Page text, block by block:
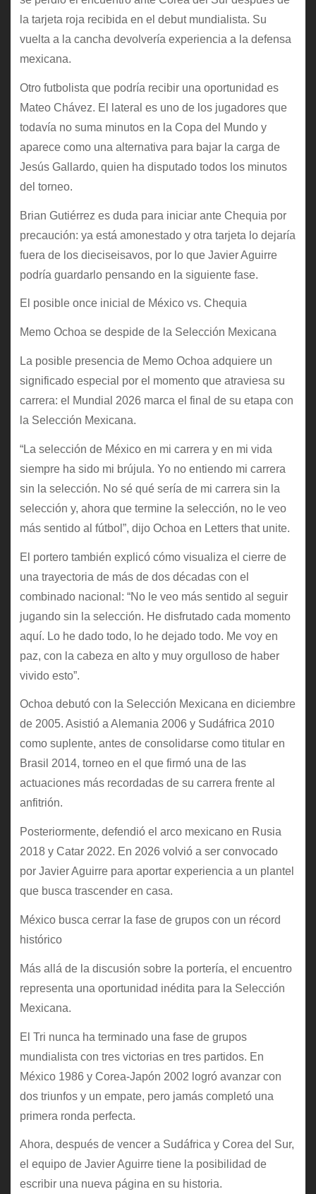
la tarjeta roja recibida en el debut mundialista. Su
vuelta a la cancha devolvería experiencia a la defensa
mexicana.
Otro futbolista que podría recibir una oportunidad es
Mateo Chávez. El lateral es uno de los jugadores que
todavía no suma minutos en la Copa del Mundo y
aparece como una alternativa para bajar la carga de
Jesús Gallardo, quien ha disputado todos los minutos
del torneo.
Brian Gutiérrez es duda para iniciar ante Chequia por
precaución: ya está amonestado y otra tarjeta lo dejaría
fuera de los dieciseisavos, por lo que Javier Aguirre
podría guardarlo pensando en la siguiente fase.
El posible once inicial de México vs. Chequia
Memo Ochoa se despide de la Selección Mexicana
La posible presencia de Memo Ochoa adquiere un
significado especial por el momento que atraviesa su
carrera: el Mundial 2026 marca el final de su etapa con
la Selección Mexicana.
“La selección de México en mi carrera y en mi vida
siempre ha sido mi brújula. Yo no entiendo mi carrera
sin la selección. No sé qué sería de mi carrera sin la
selección y, ahora que termine la selección, no le veo
más sentido al fútbol”, dijo Ochoa en Letters that unite.
El portero también explicó cómo visualiza el cierre de
una trayectoria de más de dos décadas con el
combinado nacional: “No le veo más sentido al seguir
jugando sin la selección. He disfrutado cada momento
aquí. Lo he dado todo, lo he dejado todo. Me voy en
paz, con la cabeza en alto y muy orgulloso de haber
vivido esto”.
Ochoa debutó con la Selección Mexicana en diciembre
de 2005. Asistió a Alemania 2006 y Sudáfrica 2010
como suplente, antes de consolidarse como titular en
Brasil 2014, torneo en el que firmó una de las
actuaciones más recordadas de su carrera frente al
anfitrión.
Posteriormente, defendió el arco mexicano en Rusia
2018 y Catar 2022. En 2026 volvió a ser convocado
por Javier Aguirre para aportar experiencia a un plantel
que busca trascender en casa.
México busca cerrar la fase de grupos con un récord
histórico
Más allá de la discusión sobre la portería, el encuentro
representa una oportunidad inédita para la Selección
Mexicana.
El Tri nunca ha terminado una fase de grupos
mundialista con tres victorias en tres partidos. En
México 1986 y Corea-Japón 2002 logró avanzar con
dos triunfos y un empate, pero jamás completó una
primera ronda perfecta.
Ahora, después de vencer a Sudáfrica y Corea del Sur,
el equipo de Javier Aguirre tiene la posibilidad de
escribir una nueva página en su historia.